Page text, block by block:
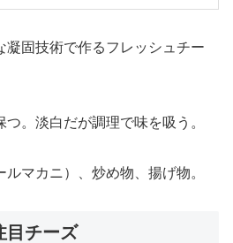
凝固技術で作るフレッシュチー
。淡白だが調理で味を吸う。
ルマカニ）、炒め物、揚げ物。
目チーズ